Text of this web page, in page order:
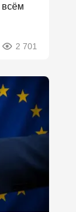
всём
2 701